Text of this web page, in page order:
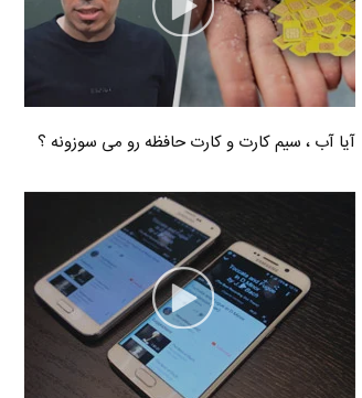
آیا آب ، سیم کارت و کارت حافظه رو می سوزونه ؟